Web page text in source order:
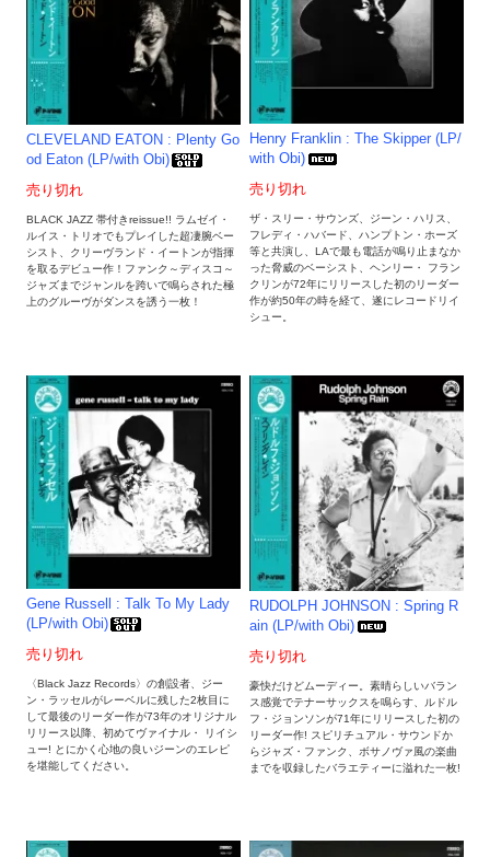
CLEVELAND EATON : Plenty Go
od Eaton (LP/with Obi)
売り切れ
BLACK JAZZ 帯付きreissue!! ラムゼイ・
ルイス・トリオでもプレイした超凄腕ベー
シスト、クリーヴランド・イートンが指揮
を取るデビュー作！ファンク～ディスコ～
ジャズまでジャンルを跨いで鳴らされた極
上のグルーヴがダンスを誘う一枚！
Henry Franklin : The Skipper (LP/
with Obi)
売り切れ
ザ・スリー・サウンズ、ジーン・ハリス、
フレディ・ハバード、ハンプトン・ホーズ
等と共演し、LAで最も電話が鳴り止まなか
った脅威のベーシスト、ヘンリー・ フラン
クリンが72年にリリースした初のリーダー
作が約50年の時を経て、遂にレコードリイ
シュー。
Gene Russell : Talk To My Lady
(LP/with Obi)
売り切れ
〈Black Jazz Records〉の創設者、ジー
ン・ラッセルがレーベルに残した2枚目に
して最後のリーダー作が73年のオリジナル
リリース以降、初めてヴァイナル・ リイシ
ュー! とにかく心地の良いジーンのエレピ
を堪能してください。
RUDOLPH JOHNSON : Spring R
ain (LP/with Obi)
売り切れ
豪快だけどムーディー。素晴らしいバラン
ス感覚でテナーサックスを鳴らす、ルドル
フ・ジョンソンが71年にリリースした初の
リーダー作! スピリチュアル・サウンドか
らジャズ・ファンク、ボサノヴァ風の楽曲
までを収録したバラエティーに溢れた一枚!